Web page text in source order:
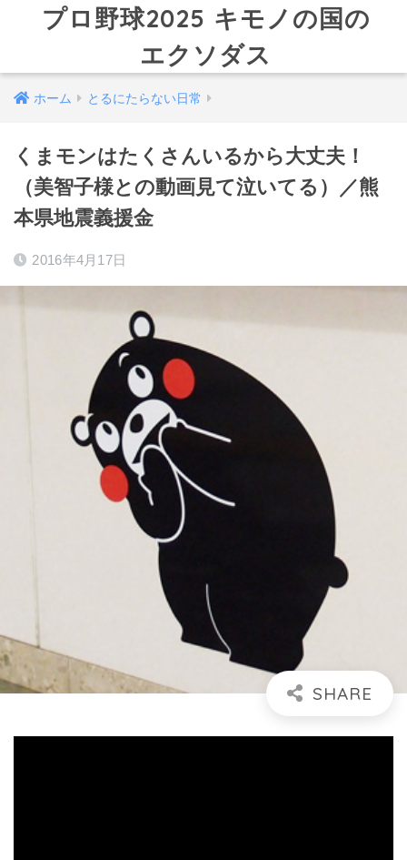
プロ野球2025 キモノの国の
エクソダス
ホーム とるにたらない日常
くまモンはたくさんいるから大丈夫！
（美智子様との動画見て泣いてる）／熊
本県地震義援金
2016年4月17日